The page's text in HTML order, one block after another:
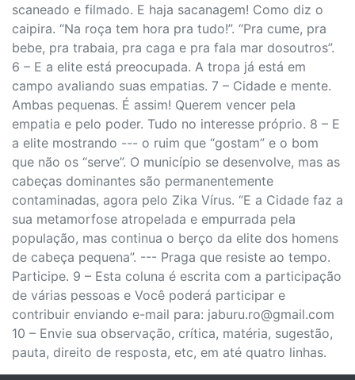
scaneado e filmado. E haja sacanagem! Como diz o
caipira. “Na roça tem hora pra tudo!”. “Pra cume, pra
bebe, pra trabaia, pra caga e pra fala mar dosoutros”.
6 – E a elite está preocupada. A tropa já está em
campo avaliando suas empatias. 7 – Cidade e mente.
Ambas pequenas. É assim! Querem vencer pela
empatia e pelo poder. Tudo no interesse próprio. 8 – E
a elite mostrando --- o ruim que “gostam” e o bom
que não os “serve”. O município se desenvolve, mas as
cabeças dominantes são permanentemente
contaminadas, agora pelo Zika Vírus. “E a Cidade faz a
sua metamorfose atropelada e empurrada pela
população, mas continua o berço da elite dos homens
de cabeça pequena”. --- Praga que resiste ao tempo.
Participe. 9 – Esta coluna é escrita com a participação
de várias pessoas e Você poderá participar e
contribuir enviando e-mail para: jaburu.ro@gmail.com
10 – Envie sua observação, crítica, matéria, sugestão,
pauta, direito de resposta, etc, em até quatro linhas.